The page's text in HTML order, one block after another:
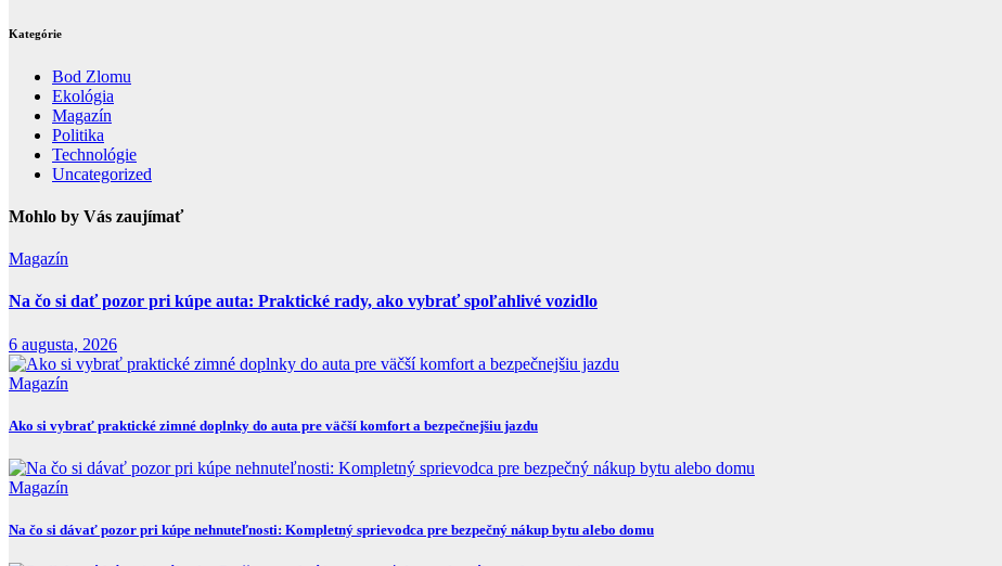
Kategórie
Bod Zlomu
Ekológia
Magazín
Politika
Technológie
Uncategorized
Mohlo by Vás zaujímať
Magazín
Na čo si dať pozor pri kúpe auta: Praktické rady, ako vybrať spoľahlivé vozidlo
6 augusta, 2026
Magazín
Ako si vybrať praktické zimné doplnky do auta pre väčší komfort a bezpečnejšiu jazdu
Magazín
Na čo si dávať pozor pri kúpe nehnuteľnosti: Kompletný sprievodca pre bezpečný nákup bytu alebo domu